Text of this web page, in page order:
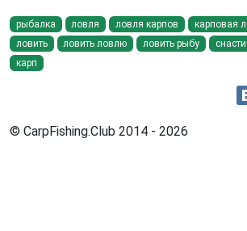
рыбалка ловля ловля карпов карповая
ловить
ловить ловлю ловить рыбу снасти
карп
© CarpFishing.Club 2014 - 2026